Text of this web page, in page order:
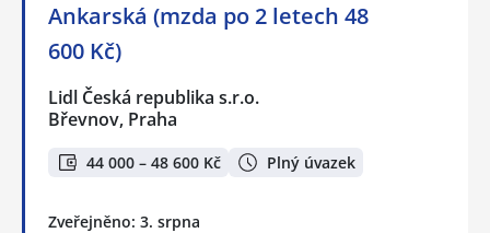
Ankarská (mzda po 2 letech 48
600 Kč)
Lidl Česká republika s.r.o.
Břevnov, Praha
44 000 – 48 600 Kč Plný úvazek
Zveřejněno: 3. srpna